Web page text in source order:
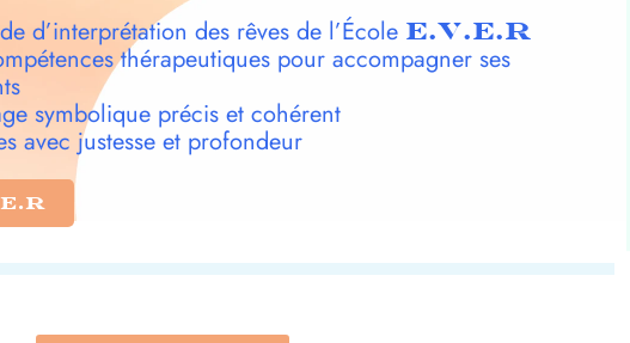
d’interprétation des rêves de l’École E.V.E.R
thérapeutiques pour accompagner ses
symbolique précis et cohérent
avec justesse et profondeur